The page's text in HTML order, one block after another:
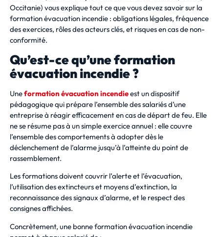
Occitanie) vous explique tout ce que vous devez savoir sur la
formation évacuation incendie : obligations légales, fréquence
des exercices, rôles des acteurs clés, et risques en cas de non-
conformité.
Qu’est-ce qu’une formation
évacuation incendie ?
Uneformation évacuation incendieest un dispositif
pédagogique qui prépare l’ensemble des salariés d’une
entreprise à réagir efficacement en cas de départ de feu. Elle
ne se résume pas à un simple exercice annuel : elle couvre
l’ensemble des comportements à adopter dès le
déclenchement de l’alarme jusqu’à l’atteinte du point de
rassemblement.
Les formations doivent couvrir l’alerte et l’évacuation,
l’utilisation des extincteurs et moyens d’extinction, la
reconnaissance des signaux d’alarme, et le respect des
consignes affichées.
Concrètement, une bonne formation évacuation incendie